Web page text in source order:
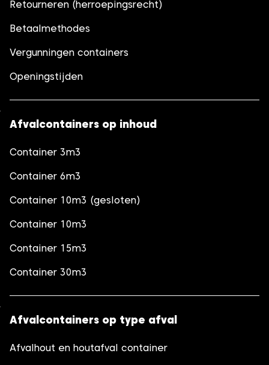
Retourneren (herroepingsrecht)
Betaalmethodes
Vergunningen containers
Openingstijden
Afvalcontainers op inhoud
Container 3m3
Container 6m3
Container 10m3 (gesloten)
Container 10m3
Container 15m3
Container 30m3
Afvalcontainers op type afval
Afvalhout en houtafval container